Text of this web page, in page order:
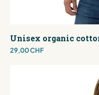
Unisex organic
Preis
29,00 CHF